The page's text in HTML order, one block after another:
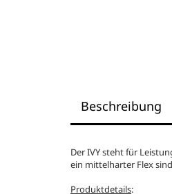
Beschreibung
Der IVY steht für
ein mittelharter Flex
Produktdetails: